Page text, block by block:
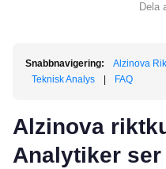
Dela
Snabbnavigering: Alzinova
Teknisk Analys
FAQ
Alzinova
Analytiker ser